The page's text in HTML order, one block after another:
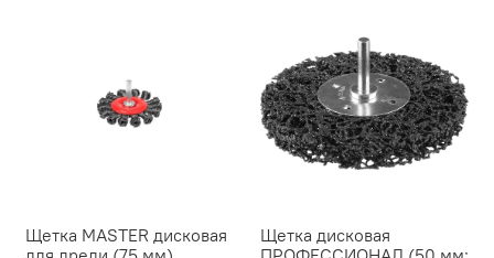
Щетка MASTER дисковая
Щетка дисковая